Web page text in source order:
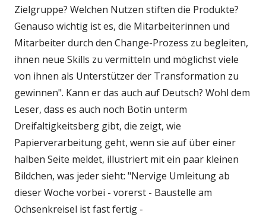
Zielgruppe? Welchen Nutzen stiften die Produkte?
Genauso wichtig ist es, die Mitarbeiterinnen und
Mitarbeiter durch den Change-Prozess zu begleiten,
ihnen neue Skills zu vermitteln und möglichst viele
von ihnen als Unterstützer der Transformation zu
gewinnen". Kann er das auch auf Deutsch? Wohl dem
Leser, dass es auch noch Botin unterm
Dreifaltigkeitsberg gibt, die zeigt, wie
Papierverarbeitung geht, wenn sie auf über einer
halben Seite meldet, illustriert mit ein paar kleinen
Bildchen, was jeder sieht: "Nervige Umleitung ab
dieser Woche vorbei - vorerst - Baustelle am
Ochsenkreisel ist fast fertig -